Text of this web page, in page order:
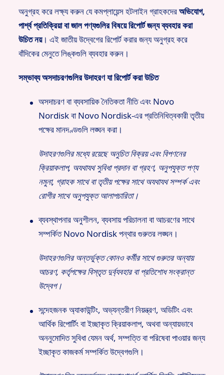
অনুগ্রহ করে লক্ষ্য করুন যে কমপ্লায়েন্স হটলাইন গ্রাহকদেরঅভিযোগ,
পার্শ্ব প্রতিক্রিয়া বা জাল পণ্যগুলির বিষয়ে রিপোর্ট জন্য ব্যবহার করা
উচিত নয়। এই জাতীয় উদ্বেগের রিপোর্ট করার জন্য অনুগ্রহ করে
বাঁদিকের মেনুতে লিঙ্কগুলি ব্যবহার করুন।
সম্ভাব্য অসদাচরণগুলির উদাহরণ যা রিপোর্ট করা উচিত
অসদাচরণ বা ব্যবসায়িক নৈতিকতা নীতি এবং Novo
Nordisk বা Novo Nordisk-এর প্রতিনিধিত্বকারী তৃতীয়
পক্ষের মানদণ্ডগুলি লঙ্ঘন করা।
উদাহরণগুলির মধ্যে রয়েছে অনুচিত বিক্রয় এবং বিপণনের
ক্রিয়াকলাপ, অযথাযথ সুবিধা প্রদান বা গ্রহণ, অনুপযুক্ত পণ্য
নমুনা, গ্রাহক সাথে বা তৃতীয় পক্ষের সাথে অযথাযথ সম্পর্ক এবং
রোগীর সাথে অনুপযুক্ত আলাপচারিতা।
ব্যবস্থাপনার অনুশীলন, ব্যবসায় পরিচালনা বা আচরণের সাথে
সম্পর্কিত Novo Nordisk পন্থার গুরুতর লঙ্ঘন।
উদাহরণগুলির অন্তর্ভুক্ত কোনও কর্মীর সাথে গুরুতর অন্যায়
আচরণ, কর্তৃপক্ষের বিস্তৃত দুর্ব্যবহার বা প্রতিশোধ সংক্রান্ত
উদ্বেগ।
সন্দেহজনক অ্যাকাউন্টিং, অভ্যন্তরীণ নিয়ন্ত্রণ, অডিটিং এবং
আর্থিক রিপোর্টিং বা ইচ্ছাকৃত ক্রিয়াকলাপ, অথবা অন্যায়ভাবে
অননুমোদিত সুবিধা যেমন অর্থ, সম্পত্তি বা পরিষেবা পাওয়ার জন্য
ইচ্ছাকৃত কাজকর্ম সম্পর্কিত উদ্বেগগুলি।